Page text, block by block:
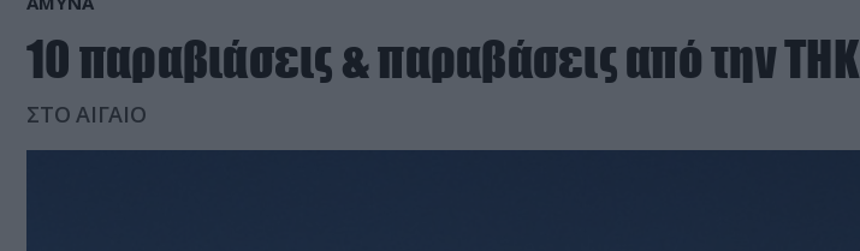
10 παραβιάσεις & παραβάσεις από την ΤΗΚ
ΣΤΟ ΑΙΓΑΙΟ